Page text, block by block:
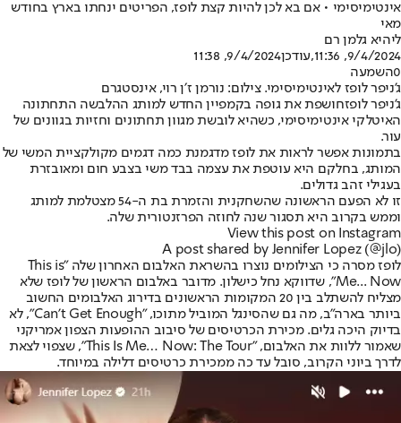
אינטימיסימי • אם בא לכן להיות קצת לופז, הפריטים ינחתו בארץ בחודש
מאי
ליהיא גלמן רם
9/4/2024, 11:36
,עודכן9/4/2024, 11:38
0השמעה
ג'ניפר לופז לאינטימיסימי. צילום: נורמן ז׳ן רוי, אינסטגרם
ג'ניפר לופזחושפת את גופה בקמפיין החדש למותג ההלבשה התחתונה
האיטלקי אינטימיסימי, כשהיא לובשת מגוון תחתונים וחזיות בגוונים של
עור.
בתמונות אפשר לראות את לופז מדגמנת כמה דגמים מקולקציית המשי של
המותג, בחלקם היא עוטפת את עצמה בבד משי בצבע חום ומאובזרת
בעגילי זהב גדולים.
זו לא הפעם הראשונה שהשחקנית והזמרת בת ה-54 מצטלמת למותג
וממש בקרוב היא תסגור שנה לחוזה הפרזנטורית שלה.
View this post on Instagram
A post shared by Jennifer Lopez (@jlo)
לופז מסרה כי הצילומים נוצרו בהשראת האלבום האחרון שלה "This is
Me... Now", שדווקא נחל כישלון. מדובר באלבום הראשון של לופז שלא
מצליח להשתלב בין 20 המקומות הראשונים בדירוג האלבומים החשוב
ביותר בארה"ב, מה גם שהסינגל המוביל מתוכו, "Can’t Get Enough", לא
בדיוק היכה גלים. מכירת הכרטיסים של סיבוב ההופעות הצפון אמריקני
שאמור ללוות את האלבום, "This Is Me… Now: The Tour", שצפוי לצאת
לדרך ביוני הקרוב, סובל עד כה ממכירת כרטיסים דלילה במיוחד.